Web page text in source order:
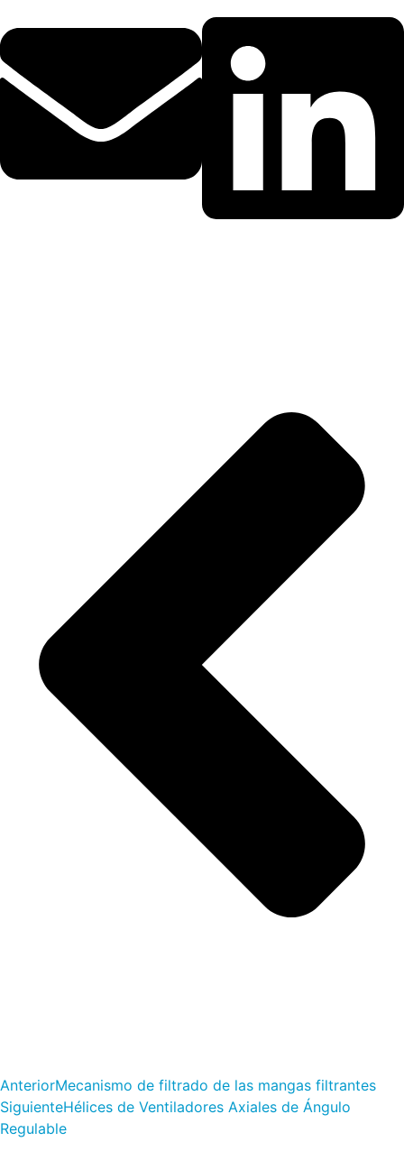
AnteriorMecanismo de filtrado de las mangas filtrantes
SiguienteHélices de Ventiladores Axiales de Ángulo
Regulable